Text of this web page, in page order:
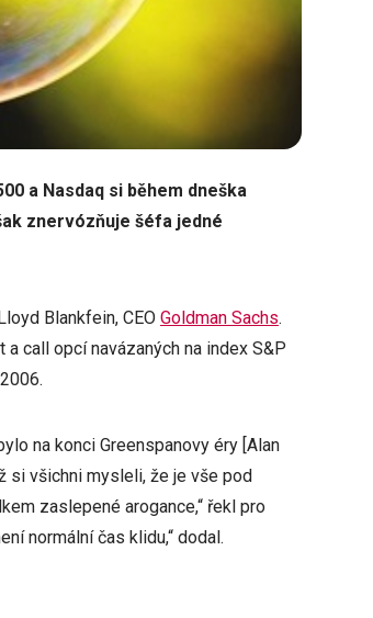
a Nasdaq si během dneška
znervózňuje šéfa jedné
Blankfein, CEO Goldman Sachs.
call opcí navázaných na index S&P
na konci Greenspanovy éry [Alan
si všichni mysleli, že je vše pod
zaslepené arogance,“ řekl pro
normální čas klidu,“ dodal.